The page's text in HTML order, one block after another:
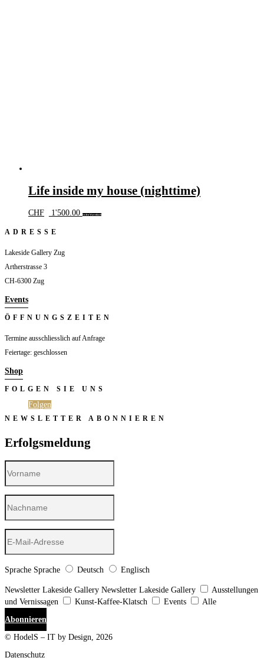
Life inside my house (nighttime)
CHF 1'500.00 In den Warenkorb
ADRESSE
Lakeside Gallery Zug
Artherstrasse 3
CH-6300 Zug
Events
ÖFFNUNGSZEITEN
Termine ausschliesslich auf Anfrage
Feiertage: geschlossen
Shop
FOLGEN SIE UNS
Folgen
NEWSLETTER ABONNIEREN
Erfolgsmeldung
Sprache Sprache Deutsch Englisch
Newsletter Lakeside Gallery Newsletter Lakeside Gallery
Ausstellungen
und Vernissagen
Kunst-Kaffee-Klatsch Events
Alle
Abonnieren
© HodelS – IT by Design, 2026
Datenschutz